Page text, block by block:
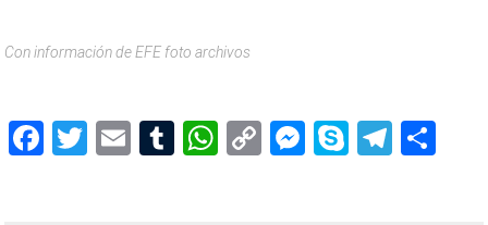
Con información de EFE foto archivos
Facebook
Twitter
EmailTumblr
WhatsApp
CopyMessenger
Skype